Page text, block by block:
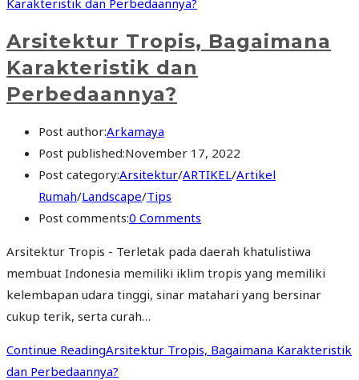
Arsitektur Tropis, Bagaimana
Karakteristik dan
Perbedaannya?
Post author:Arkamaya
Post published:November 17, 2022
Post category:Arsitektur/ARTIKEL/Artikel
Rumah/Landscape/Tips
Post comments:0 Comments
Arsitektur Tropis - Terletak pada daerah khatulistiwa
membuat Indonesia memiliki iklim tropis yang memiliki
kelembapan udara tinggi, sinar matahari yang bersinar
cukup terik, serta curah…
Continue ReadingArsitektur Tropis, Bagaimana Karakteristik
dan Perbedaannya?